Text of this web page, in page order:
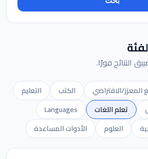
النتائج فورًا.
المعزز/الافتراضي الكتب
التعليم
تعلم اللغات
Languages
العلوم الأدوات المساعدة